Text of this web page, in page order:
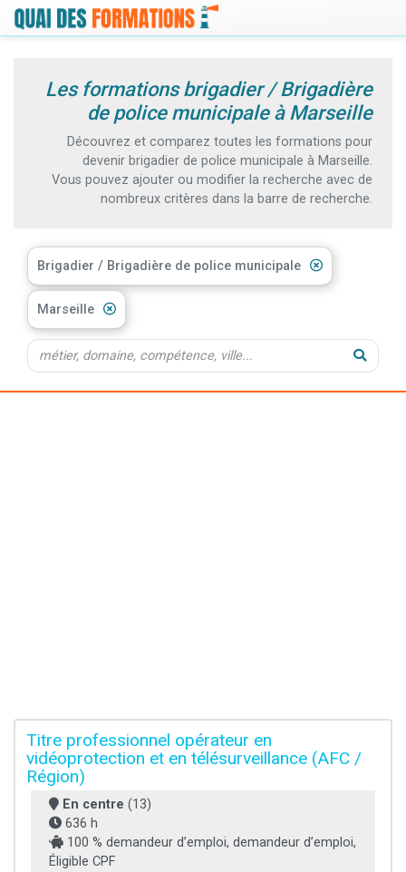
Les formations brigadier / Brigadière
de police municipale à Marseille
Découvrez et comparez toutes les formations pour
devenir brigadier de police municipale à Marseille.
Vous pouvez ajouter ou modifier la recherche avec de
nombreux critères dans la barre de recherche.
Brigadier / Brigadière de police municipale
Marseille
Titre professionnel opérateur en
vidéoprotection et en télésurveillance (AFC /
Région)
En centre (13)
636 h
100 % demandeur d’emploi, demandeur d’emploi,
Éligible CPF